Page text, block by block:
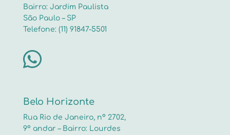
Bairro: Jardim Paulista
São Paulo – SP
Telefone: (11) 91847-5501

Belo Horizonte
Rua Rio de Janeiro, nº 2702,
9º andar – Bairro: Lourdes